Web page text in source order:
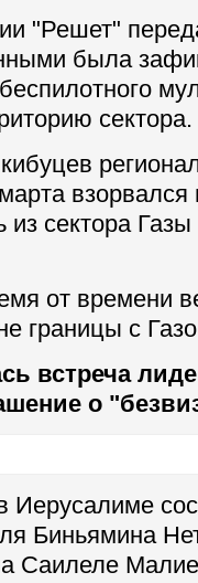
"Решет"
была
сектора.
взорвался
сектора Газы
от времени
границы с
встреча
о
Иерусалиме
Биньямина
Саилеле